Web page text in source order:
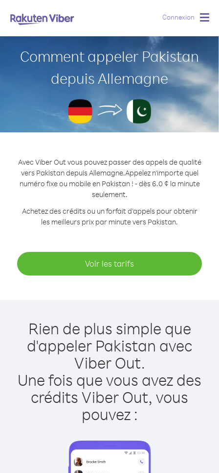
Connexion
Comment appeler Pakistan
depuis Allemagne
Avec Viber Out vous pouvez passer des appels de qualité
vers Pakistan depuis Allemagne.Appelez n'importe quel
numéro fixe ou mobile en Pakistan ! - dès 6.0 ¢ la minute
seulement.
Achetez des crédits ou un forfait d’appels pour obtenir
les meilleurs prix par minute vers Pakistan.
Voir les tarifs
Rien de plus simple que
d'appeler Pakistan avec
Viber Out.
Une fois que vous avez des
crédits Viber Out, vous
pouvez :